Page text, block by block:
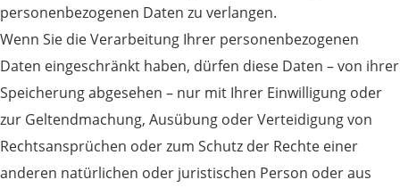
personenbezogenen Daten zu verlangen.
Wenn Sie die Verarbeitung Ihrer personenbezogenen
Daten eingeschränkt haben, dürfen diese Daten – von ihrer
Speicherung abgesehen – nur mit Ihrer Einwilligung oder
zur Geltendmachung, Ausübung oder Verteidigung von
Rechtsansprüchen oder zum Schutz der Rechte einer
anderen natürlichen oder juristischen Person oder aus